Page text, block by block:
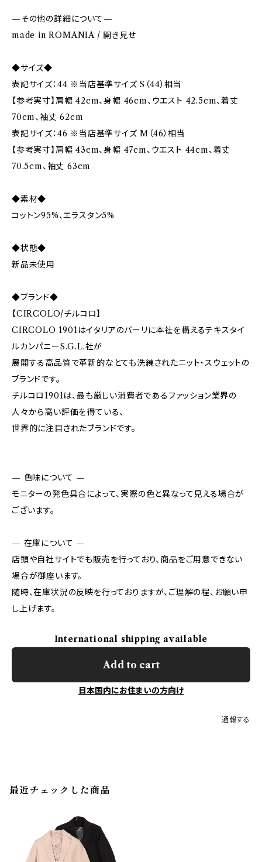
—その他の詳細について—
made in ROMANIA / 開き見せ
◆サイズ◆
表記サイズ：44 ※当店基準サイズ S（44）相当
【参考実寸】肩幅 42cm、身幅 46cm、ウエスト 42.5cm、着丈
70cm、袖丈 62cm
表記サイズ：46 ※当店基準サイズ M（46）相当
【参考実寸】肩幅 43cm、身幅 47cm、ウエスト 44cm、着丈
70.5cm、袖丈 63cm
◆素材◆
コットン95%、エラスタン5%
◆状態◆
新品未使用
◆ブランド◆
【CIRCOLO/チルコロ】
CIRCOLO 1901はイタリアのバーリに本社を構えるテキスタイ
ルカンパニーS.G.L.社が
展開する高品質で革新的なとても洗練されたニット・スウェットの
ブランドです。
チルコロ1901は、最も厳しい消費者であるファッション業界の
人々から高い評価を得ている、
世界的に注目されたブランドです。
— 色味について —
モニターの発色具合によって、実際の色と異なって見える場合が
ございます。
— 在庫について —
店頭や自社サイトでも販売を行っており、商品をご用意できない
場合が御座います。
随時、在庫状況の反映を行っておりますが、ご理解の程、お願い申
し上げます。
International shipping available
Add to cart
日本国内にお住まいの方向け
通報する
最近チェックした商品